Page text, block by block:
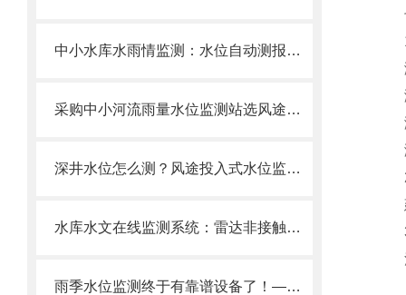
中小水库水雨情监测：水位自动测报系统如何实现“测得到、报得出”
采购中小河流雨量水位监测站选风途价格实惠，全程服务方便！
深井水位怎么测？风途投入式水位监测站，0-400m量程，精准可靠！
水库水文在线监测系统：雷达非接触测水！不怕漂浮物泥沙雨季也能精准测！
雨季水位监测终于有靠谱设备了！—远程水位综合监测系统24h无人值守。
七
1
测
测
测
测
2
建
3
流